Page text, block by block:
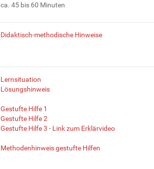
ca. 45 bis 60 Minuten
Didaktisch-methodische Hinweise
Lernsituation
Lösungshinweis
Gestufte Hilfe 1
Gestufte Hilfe 2
Gestufte Hilfe 3 - Link zum Erklärvideo
Methodenhinweis gestufte Hilfen